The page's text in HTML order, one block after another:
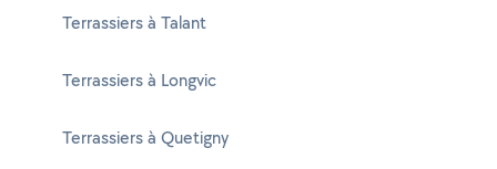
Terrassiers à Talant
Terrassiers à Longvic
Terrassiers à Quetigny